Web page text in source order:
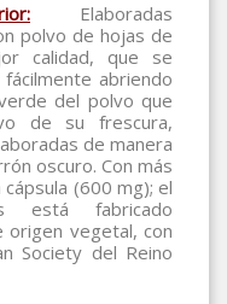
Elaboradas
polvo de hojas de
calidad, que se
abriendo
del polvo que
de su frescura,
de manera
oscuro. Con más
(600 mg); el
está fabricado
origen vegetal, con
Society del Reino